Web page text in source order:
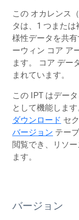
この オカレンス
タは、1 つまた
様性データを共
ーウィン コア ア
ます。 コア デー
まれています。
この IPT はデー
として機能しま
ダウンロード セ
バージョン テー
閲覧でき、リソ
ます。
バージョン